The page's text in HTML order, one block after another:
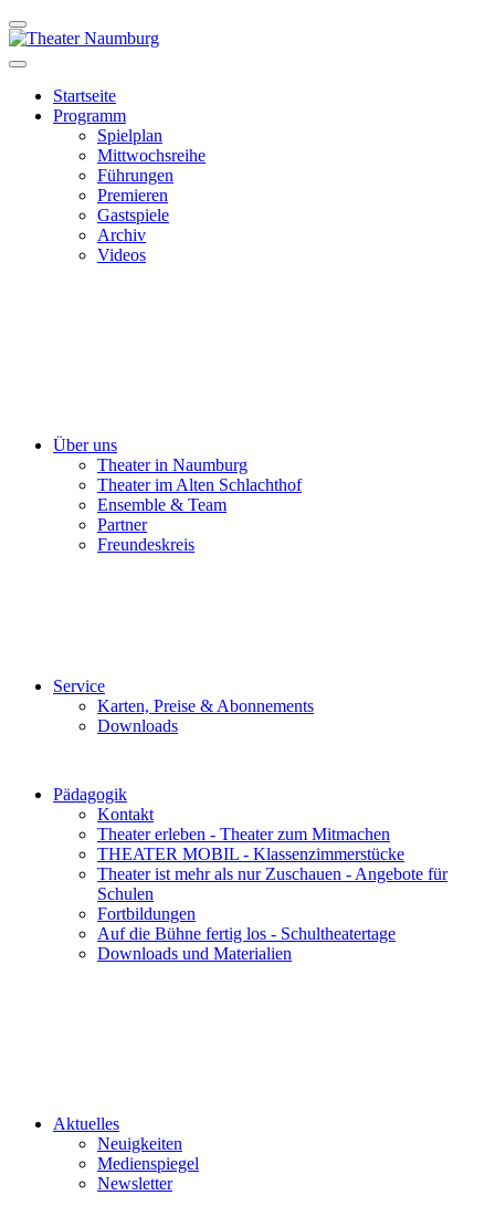
Startseite
Programm
Spielplan
Mittwochsreihe
Führungen
Premieren
Gastspiele
Archiv
Videos
Über uns
Theater in Naumburg
Theater im Alten Schlachthof
Ensemble & Team
Partner
Freundeskreis
Service
Karten, Preise & Abonnements
Downloads
Pädagogik
Kontakt
Theater erleben - Theater zum Mitmachen
THEATER MOBIL - Klassenzimmerstücke
Theater ist mehr als nur Zuschauen - Angebote für
Schulen
Fortbildungen
Auf die Bühne fertig los - Schultheatertage
Downloads und Materialien
Aktuelles
Neuigkeiten
Medienspiegel
Newsletter